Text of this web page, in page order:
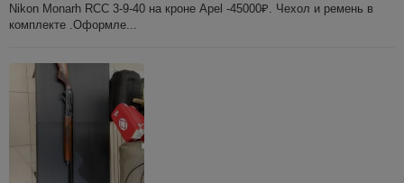
Nikon Monarh RCC 3-9-40 на кроне Apel -45000₽. Чехол и ремень в
комплекте .Оформле...